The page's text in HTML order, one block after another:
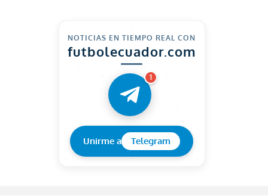
NOTICIAS EN TIEMPO REAL CON
futbolecuador.com
1
Unirme a Telegram